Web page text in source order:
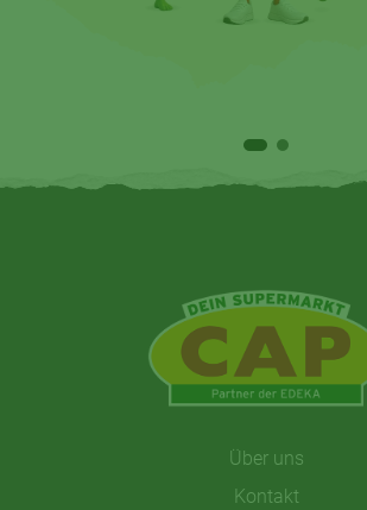
Über uns
Kontakt